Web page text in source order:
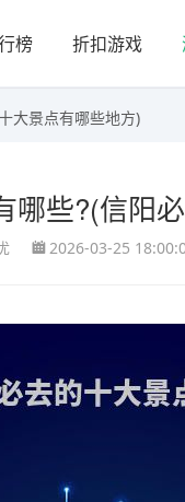
榜 折扣游戏
大景点有哪些地方)
哪些?(信阳
2026-03-25